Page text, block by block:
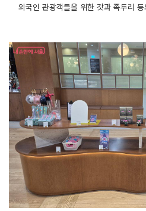
외국인 관광객들을 위한 갓과 족두리